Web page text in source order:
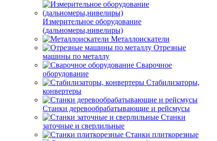
Измерительное оборудование
(дальномеры,нивелиры)
Металлоискатели
Отрезные
машины по металлу
Сварочное
оборудование
Стабилизаторы,
конвертеры
Станки деревообрабатывающие и рейсмусы
Станки
заточные и сверлильные
Станки плиткорезные